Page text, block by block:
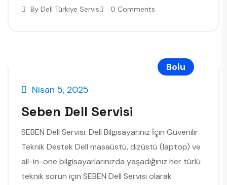
By Dell Türkiye Servis 0 Comments
Bolu
Nisan 5, 2025
Seben Dell Servisi
SEBEN Dell Servisi: Dell Bilgisayarınız İçin Güvenilir
Teknik Destek Dell masaüstü, dizüstü (laptop) ve
all-in-one bilgisayarlarınızda yaşadığınız her türlü
teknik sorun için SEBEN Dell Servisi olarak